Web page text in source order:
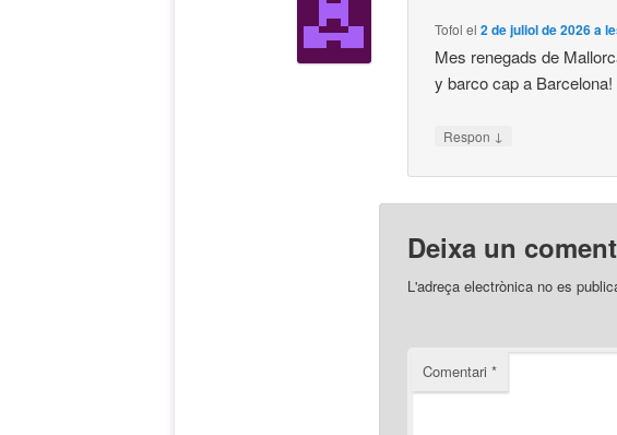
Tofol el2 de juliol de 2026 a
Mes renegads de
y barco cap a Barcelona!
Respon ↓
Deixa un
L'adreça electrònica no es
Comentari *